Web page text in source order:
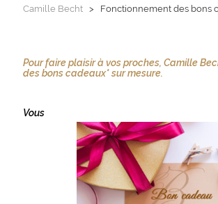
Camille Becht> Fonctionnement des bons
Pour faire plaisir à vos proches, Camille
des bons cadeaux* sur mesure.
Vous